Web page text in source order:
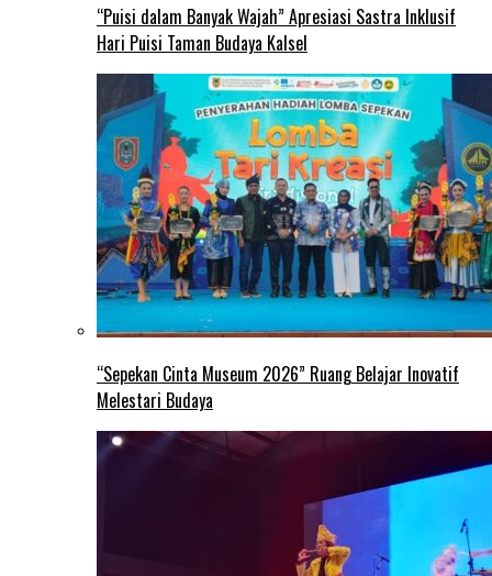
“Puisi dalam Banyak Wajah” Apresiasi Sastra Inklusif
Hari Puisi Taman Budaya Kalsel
“Sepekan Cinta Museum 2026” Ruang Belajar Inovatif
Melestari Budaya